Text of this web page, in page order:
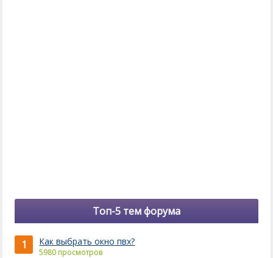
Топ-5 тем форума
1 Как выбрать окно пвх?
5980 просмотров